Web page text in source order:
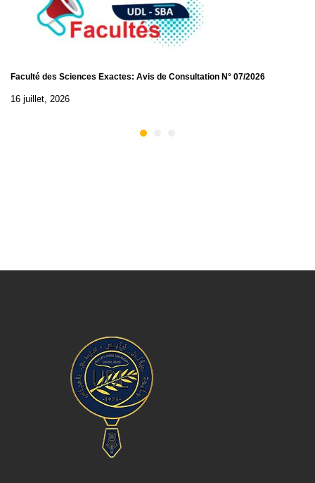
Faculté des Sciences Exactes: Avis de Consultation N° 07/2026
16 juillet, 2026